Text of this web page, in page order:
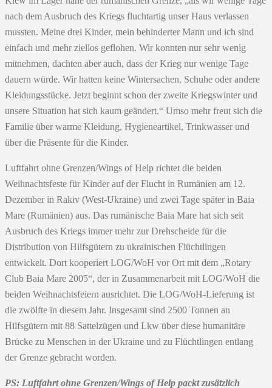
nach dem Ausbruch des Kriegs fluchtartig unser Haus verlassen
mussten. Meine drei Kinder, mein behinderter Mann und ich sind
einfach und mehr ziellos geflohen. Wir konnten nur sehr wenig
mitnehmen, dachten aber auch, dass der Krieg nur wenige Tage
dauern würde. Wir hatten keine Wintersachen, Schuhe oder andere
Kleidungsstücke. Jetzt beginnt schon der zweite Kriegswinter und
unsere Situation hat sich kaum geändert.“ Umso mehr freut sich die
Familie über warme Kleidung, Hygieneartikel, Trinkwasser und
über die Präsente für die Kinder.
Luftfahrt ohne Grenzen/Wings of Help richtet die beiden
Weihnachtsfeste für Kinder auf der Flucht in Rumänien am 12.
Dezember in Rakiv (West-Ukraine) und zwei Tage später in Baia
Mare (Rumänien) aus. Das rumänische Baia Mare hat sich seit
Ausbruch des Kriegs immer mehr zur Drehscheide für die
Distribution von Hilfsgütern zu ukrainischen Flüchtlingen
entwickelt. Dort kooperiert LOG/WoH vor Ort mit dem „Rotary
Club Baia Mare 2005“, der in Zusammenarbeit mit LOG/WoH die
beiden Weihnachtsfeiern ausrichtet. Die LOG/WoH-Lieferung ist
die zwölfte in diesem Jahr. Insgesamt sind 2500 Tonnen an
Hilfsgütern mit 88 Sattelzügen und Lkw über diese humanitäre
Brücke zu Menschen in der Ukraine und zu Flüchtlingen entlang
der Grenze gebracht worden.
PS: Luftfahrt ohne Grenzen/Wings of Help packt zusätzlich